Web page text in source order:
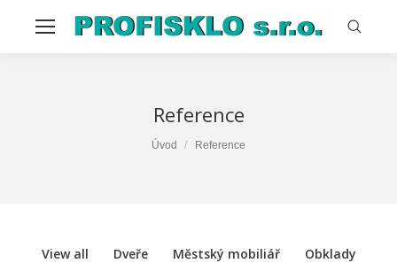
Reference
Úvod Reference
View all Dveře Městský mobiliář
Obklady